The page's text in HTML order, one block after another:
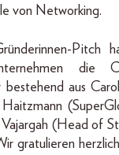
von Networking.
Pitch
die
bestehend aus
Vajargah (Head of
gratulieren